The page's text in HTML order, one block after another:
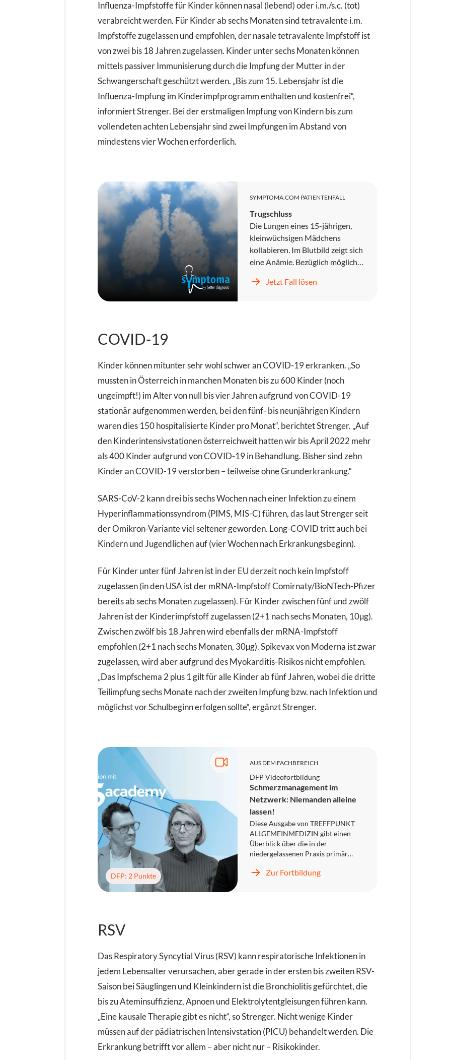
Influenza-Impfstoffe für Kinder können nasal (lebend) oder i.m./s.c. (tot)
verabreicht werden. Für Kinder ab sechs Monaten sind tetravalente i.m.
Impfstoffe zugelassen und empfohlen, der nasale tetravalente Impfstoff ist
von zwei bis 18 Jahren zugelassen. Kinder unter sechs Monaten können
mittels passiver Immunisierung durch die Impfung der Mutter in der
Schwangerschaft geschützt werden. „Bis zum 15. Lebensjahr ist die
Influenza-Impfung im Kinderimpfprogramm enthalten und kostenfrei“,
informiert Strenger. Bei der erstmaligen Impfung von Kindern bis zum
vollendeten achten Lebensjahr sind zwei Impfungen im Abstand von
mindestens vier Wochen erforderlich.
SYMPTOMA.COM PATIENTENFALL
Trugschluss
Die Lungen eines 15-jährigen,
kleinwüchsigen Mädchens
kollabieren. Im Blutbild zeigt sich
eine Anämie. Bezüglich möglicher
Neigung zu Otitiden genannt. Die
Jetzt Fall lösen
COVID-19
Kinder können mitunter sehr wohl schwer an COVID-19 erkranken. „So
mussten in Österreich in manchen Monaten bis zu 600 Kinder (noch
ungeimpft!) im Alter von null bis vier Jahren aufgrund von COVID-19
stationär aufgenommen werden, bei den fünf- bis neunjährigen Kindern
waren dies 150 hospitalisierte Kinder pro Monat“, berichtet Strenger. „Auf
den Kinderintensivstationen österreichweit hatten wir bis April 2022 mehr
als 400 Kinder aufgrund von COVID-19 in Behandlung. Bisher sind zehn
Kinder an COVID-19 verstorben – teilweise ohne Grunderkrankung.“
SARS-CoV-2 kann drei bis sechs Wochen nach einer Infektion zu einem
Hyperinflammationssyndrom (PIMS, MIS-C) führen, das laut Strenger seit
der Omikron-Variante viel seltener geworden. Long-COVID tritt auch bei
Kindern und Jugendlichen auf (vier Wochen nach Erkrankungsbeginn).
Für Kinder unter fünf Jahren ist in der EU derzeit noch kein Impfstoff
zugelassen (in den USA ist der mRNA-Impfstoff Comirnaty/BioNTech-Pfizer
bereits ab sechs Monaten zugelassen). Für Kinder zwischen fünf und zwölf
Jahren ist der Kinderimpfstoff zugelassen (2+1 nach sechs Monaten, 10µg).
Zwischen zwölf bis 18 Jahren wird ebenfalls der mRNA-Impfstoff
empfohlen (2+1 nach sechs Monaten, 30µg). Spikevax von Moderna ist zwar
zugelassen, wird aber aufgrund des Myokarditis-Risikos nicht empfohlen.
„Das Impfschema 2 plus 1 gilt für alle Kinder ab fünf Jahren, wobei die dritte
Teilimpfung sechs Monate nach der zweiten Impfung bzw. nach Infektion und
möglichst vor Schulbeginn erfolgen sollte“, ergänzt Strenger.
DFP: 2 Punkte
AUS DEM FACHBEREICH
DFP Videofortbildung
Schmerzmanagement im
Netzwerk: Niemanden alleine
lassen!
Diese Ausgabe von TREFFPUNKT
ALLGEMEINMEDIZIN gibt einen
Überblick über die in der
niedergelassenen Praxis primär
erfahren, wie multimodales
Zur Fortbildung
RSV
Das Respiratory Syncytial Virus (RSV) kann respiratorische Infektionen in
jedem Lebensalter verursachen, aber gerade in der ersten bis zweiten RSV-
Saison bei Säuglingen und Kleinkindern ist die Bronchiolitis gefürchtet, die
bis zu Ateminsuffizienz, Apnoen und Elektrolytentgleisungen führen kann.
„Eine kausale Therapie gibt es nicht“, so Strenger. Nicht wenige Kinder
müssen auf der pädiatrischen Intensivstation (PICU) behandelt werden. Die
Erkrankung betrifft vor allem – aber nicht nur – Risikokinder.